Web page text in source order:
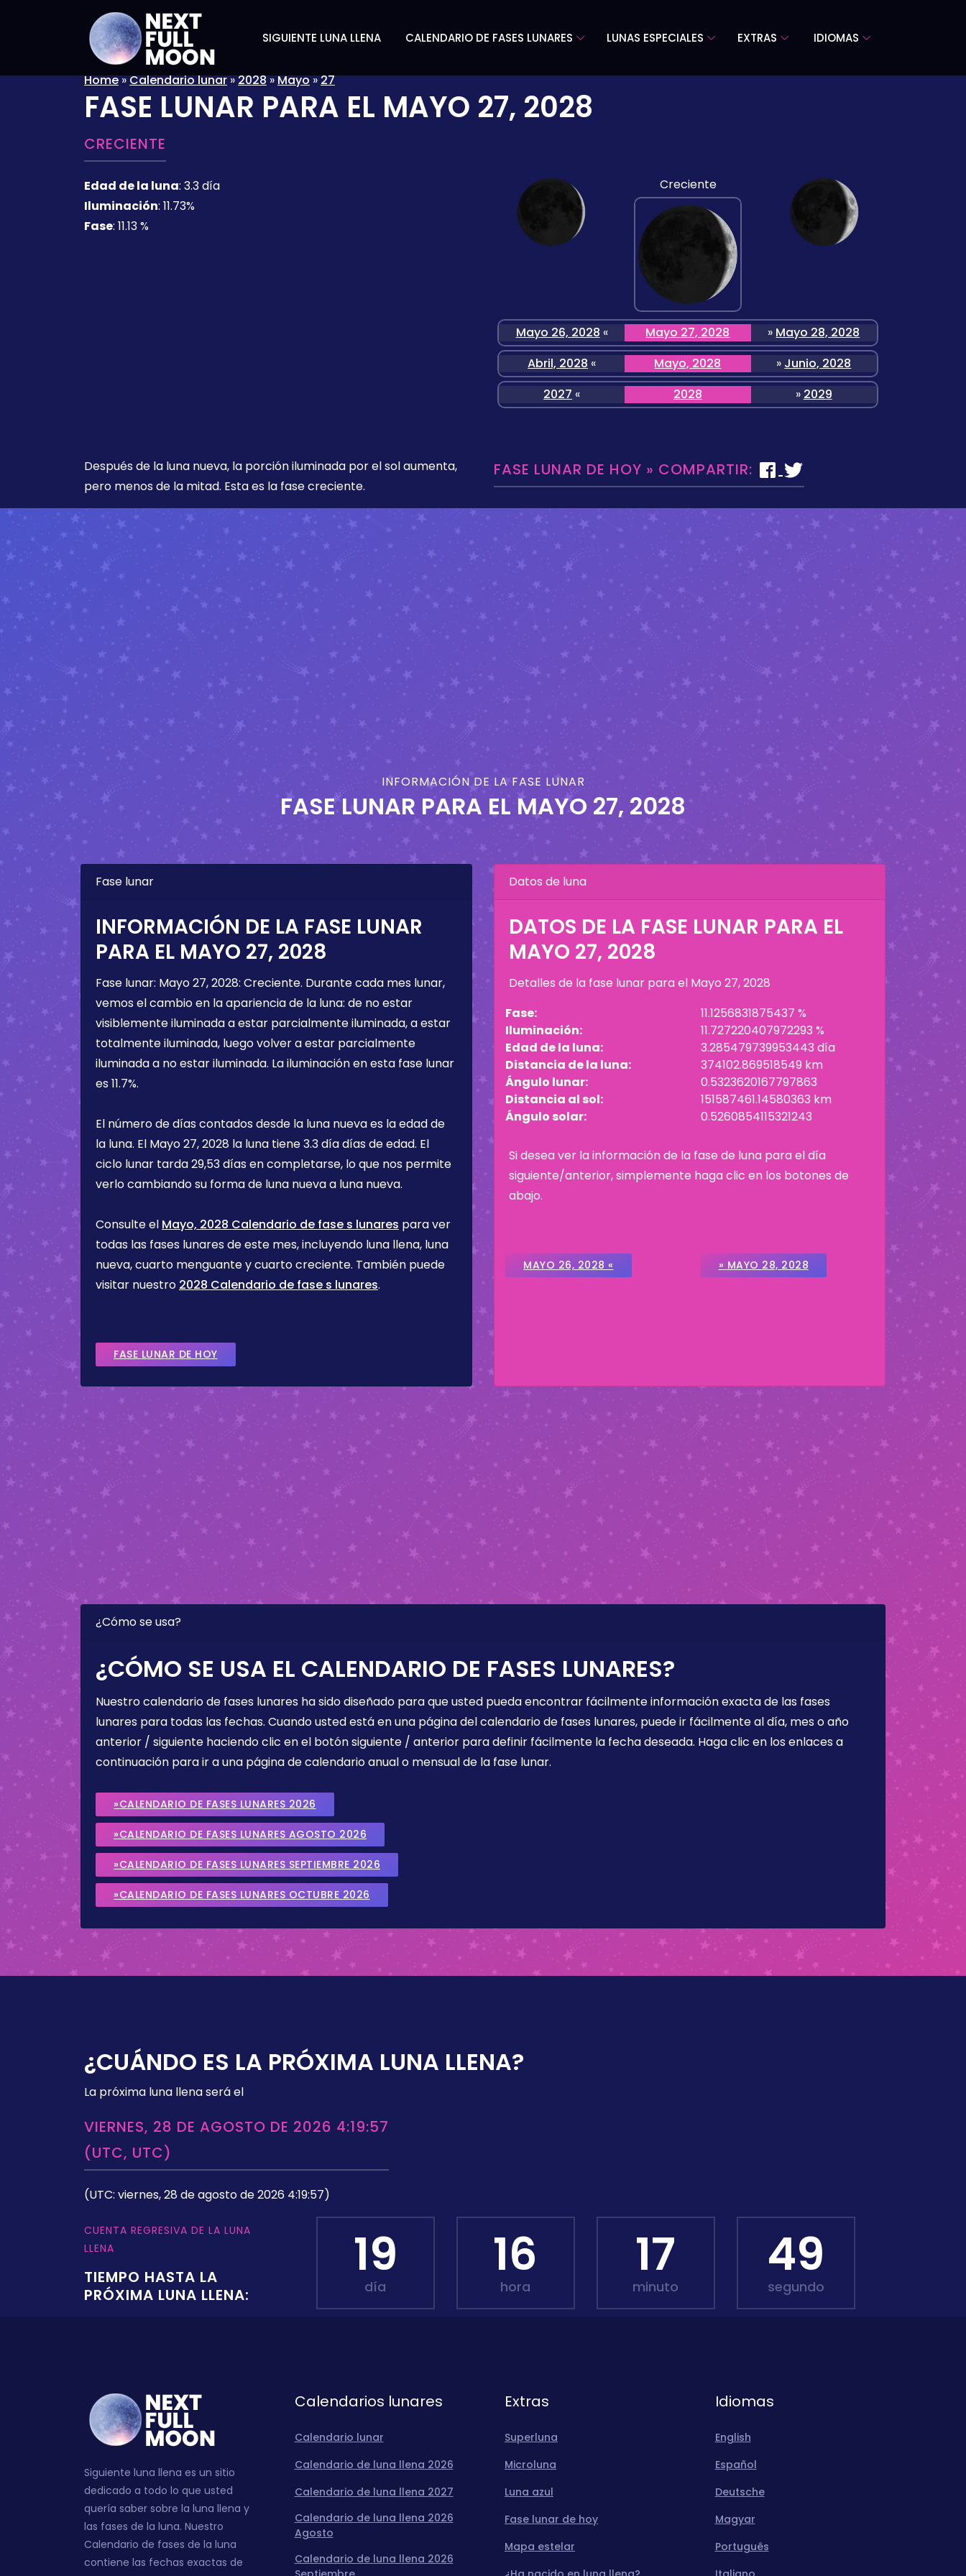
SIGUIENTE LUNA LLENA CALENDARIO DE FASES LUNARES LUNAS ESPECIALES EXTRAS IDIOMAS
Home»Calendario lunar»2028»Mayo»27
FASE LUNAR PARA EL MAYO 27, 2028
CRECIENTE
Edad de la luna: 3.3 día
Iluminación: 11.73%
Fase: 11.13 %
Creciente
Mayo 26, 2028 « Mayo 27, 2028 » Mayo 28, 2028
Abril, 2028 « Mayo, 2028 » Junio, 2028
2027 « 2028 » 2029
Después de la luna nueva, la porción iluminada por el sol aumenta,
pero menos de la mitad. Esta es la fase creciente.
FASE LUNAR DE HOY » COMPARTIR:
INFORMACIÓN DE LA FASE LUNAR
FASE LUNAR PARA EL MAYO 27, 2028
Fase lunar
INFORMACIÓN DE LA FASE LUNAR
PARA EL MAYO 27, 2028
Fase lunar: Mayo 27, 2028: Creciente. Durante cada mes lunar,
vemos el cambio en la apariencia de la luna: de no estar
visiblemente iluminada a estar parcialmente iluminada, a estar
totalmente iluminada, luego volver a estar parcialmente
iluminada a no estar iluminada. La iluminación en esta fase lunar
es 11.7%.
El número de días contados desde la luna nueva es la edad de
la luna. El Mayo 27, 2028 la luna tiene3.3 díadías de edad. El
ciclo lunar tarda 29,53 días en completarse, lo que nos permite
verlo cambiando su forma de luna nueva a luna nueva.
Consulte el Mayo, 2028 Calendario de fase s lunares para ver
todas las fases lunares de este mes, incluyendo luna llena, luna
nueva, cuarto menguante y cuarto creciente. También puede
visitar nuestro 2028 Calendario de fase s lunares.
FASE LUNAR DE HOY
Datos de luna
DATOS DE LA FASE LUNAR PARA EL
MAYO 27, 2028
Detalles de la fase lunar para el Mayo 27, 2028
Fase:
11.1256831875437 %
Iluminación:
11.727220407972293 %
Edad de la luna:
3.285479739953443 día
Distancia de la luna:
374102.869518549 km
Ángulo lunar:
0.5323620167797863
Distancia al sol:
151587461.14580363 km
Ángulo solar:
0.5260854115321243
Si desea ver la información de la fase de luna para el día
siguiente/anterior, simplemente haga clic en los botones de
abajo.
MAYO 26, 2028 « » MAYO 28, 2028
¿Cómo se usa?
¿CÓMO SE USA EL CALENDARIO DE FASES LUNARES?
Nuestro calendario de fases lunares ha sido diseñado para que usted pueda encontrar fácilmente información exacta de las fases
lunares para todas las fechas. Cuando usted está en una página del calendario de fases lunares, puede ir fácilmente al día, mes o año
anterior / siguiente haciendo clic en el botón siguiente / anterior para definir fácilmente la fecha deseada. Haga clic en los enlaces a
continuación para ir a una página de calendario anual o mensual de la fase lunar.
»CALENDARIO DE FASES LUNARES 2026
»CALENDARIO DE FASES LUNARES AGOSTO 2026
»CALENDARIO DE FASES LUNARES SEPTIEMBRE 2026
»CALENDARIO DE FASES LUNARES OCTUBRE 2026
¿CUÁNDO ES LA PRÓXIMA LUNA LLENA?
La próxima luna llena será el
VIERNES, 28 DE AGOSTO DE 2026 4:19:57
(UTC, UTC)
(UTC: viernes, 28 de agosto de 2026 4:19:57)
CUENTA REGRESIVA DE LA LUNA
LLENA
TIEMPO HASTA LA
PRÓXIMA LUNA LLENA:
19
día
16
hora
17
minuto
48
segundo
Siguiente luna llena es un sitio
dedicado a todo lo que usted
quería saber sobre la luna llena y
las fases de la luna. Nuestro
Calendario de fases de la luna
contiene las fechas exactas de
Calendarios lunares
Calendario lunar
Calendario de luna llena 2026
Calendario de luna llena 2027
Calendario de luna llena 2026
Agosto
Calendario de luna llena 2026
Extras
Superluna
Microluna
Luna azul
Fase lunar de hoy
Mapa estelar
Idiomas
English
Español
Deutsche
Magyar
Português